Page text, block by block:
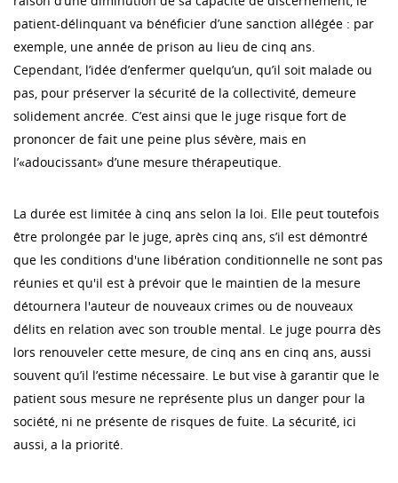
patient-délinquant va bénéficier d’une sanction allégée : par
exemple, une année de prison au lieu de cinq ans.
Cependant, l’idée d’enfermer quelqu’un, qu’il soit malade ou
pas, pour préserver la sécurité de la collectivité, demeure
solidement ancrée. C’est ainsi que le juge risque fort de
prononcer de fait une peine plus sévère, mais en
l’«adoucissant» d’une mesure thérapeutique.
La durée est limitée à cinq ans selon la loi. Elle peut toutefois
être prolongée par le juge, après cinq ans, s’il est démontré
que les conditions d'une libération conditionnelle ne sont pas
réunies et qu'il est à prévoir que le maintien de la mesure
détournera l'auteur de nouveaux crimes ou de nouveaux
délits en relation avec son trouble mental. Le juge pourra dès
lors renouveler cette mesure, de cinq ans en cinq ans, aussi
souvent qu’il l’estime nécessaire. Le but vise à garantir que le
patient sous mesure ne représente plus un danger pour la
société, ni ne présente de risques de fuite. La sécurité, ici
aussi, a la priorité.